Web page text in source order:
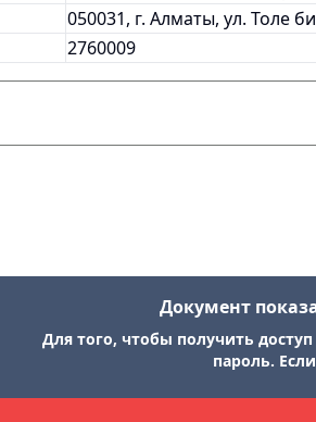
050031, г. Алматы, ул. Толе
2760009
Документ
Для того, чтобы получить
пароль.